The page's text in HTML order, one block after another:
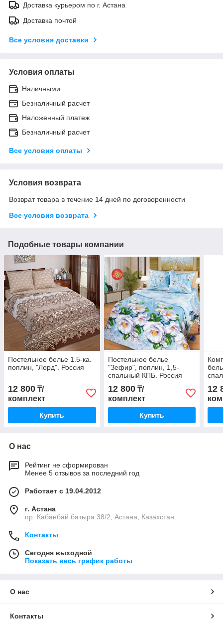
Доставка курьером по г. Астана
Доставка почтой
Все условия доставки
Условия оплаты
Наличными
Безналичный расчет
Наложенный платеж
Безналичный расчет
Все условия оплаты
Условия возврата
Возврат товара в течение 14 дней по договоренности
Все условия возврата
Подобные товары компании
Постельное белье 1.5-ка.
поплин, "Лорд". Россия
12 800 ₸/
комплект
Купить
Постельное белье
"Зефир", поплин, 1,5-
спальный КПБ. Россия
12 800₸/
комплект
Купить
12
О нас
Рейтинг не сформирован
Менее 5 отзывов за последний год
Работает с 19.04.2012
г. Астана
пр. Кабанбай батыра 38/2, Астана, Казахстан
Контакты
Сегодня выходной
Показать весь график работы
О нас
Контакты